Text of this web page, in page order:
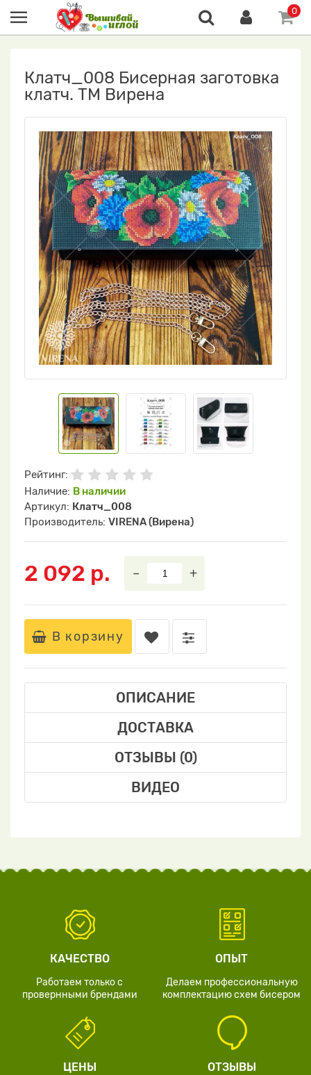
0
Клатч_008 Бисерная заготовка
клатч. ТМ Вирена
Рейтинг:
Наличие: В наличии
Артикул: Клатч_008
Производитель: VIRENA (Вирена)
2 092 р. – +
В корзину
ОПИСАНИЕ
ДОСТАВКА
ОТЗЫВЫ (0)
ВИДЕО
КАЧЕСТВО
Работаем только с
провернными брендами
ОПЫТ
Делаем профессиональную
комплектацию схем бисером
ЦЕНЫ ОТЗЫВЫ